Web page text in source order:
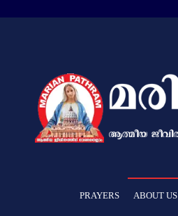
PRAYERS ABOUT US